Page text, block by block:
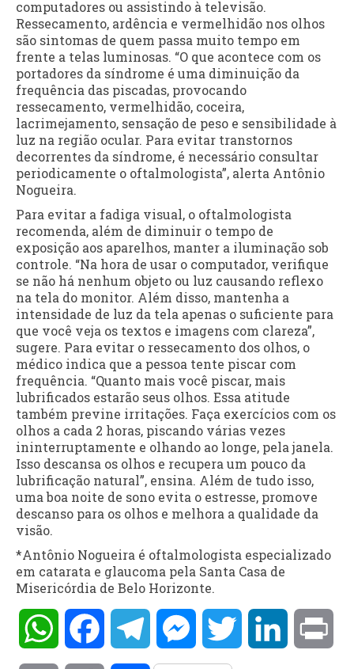
computadores ou assistindo à televisão.
Ressecamento, ardência e vermelhidão nos olhos
são sintomas de quem passa muito tempo em
frente a telas luminosas. “O que acontece com os
portadores da síndrome é uma diminuição da
frequência das piscadas, provocando
ressecamento, vermelhidão, coceira,
lacrimejamento, sensação de peso e sensibilidade à
luz na região ocular. Para evitar transtornos
decorrentes da síndrome, é necessário consultar
periodicamente o oftalmologista”, alerta Antônio
Nogueira.
Para evitar a fadiga visual, o oftalmologista
recomenda, além de diminuir o tempo de
exposição aos aparelhos, manter a iluminação sob
controle. “Na hora de usar o computador, verifique
se não há nenhum objeto ou luz causando reflexo
na tela do monitor. Além disso, mantenha a
intensidade de luz da tela apenas o suficiente para
que você veja os textos e imagens com clareza”,
sugere. Para evitar o ressecamento dos olhos, o
médico indica que a pessoa tente piscar com
frequência. “Quanto mais você piscar, mais
lubrificados estarão seus olhos. Essa atitude
também previne irritações. Faça exercícios com os
olhos a cada 2 horas, piscando várias vezes
ininterruptamente e olhando ao longe, pela janela.
Isso descansa os olhos e recupera um pouco da
lubrificação natural”, ensina. Além de tudo isso,
uma boa noite de sono evita o estresse, promove
descanso para os olhos e melhora a qualidade da
visão.
*Antônio Nogueira é oftalmologista especializado
em catarata e glaucoma pela Santa Casa de
Misericórdia de Belo Horizonte.
WhatsAppFacebookTelegramMessengerTwitter LinkedIn